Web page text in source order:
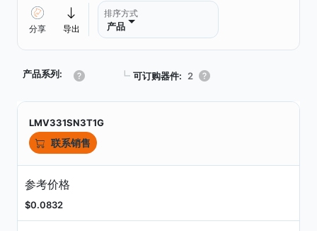
分享 导出
排序方式
产品
产品系列: ┗ 可订购器件: 2
LMV331SN3T1G
联系销售
参考价格
$0.0832